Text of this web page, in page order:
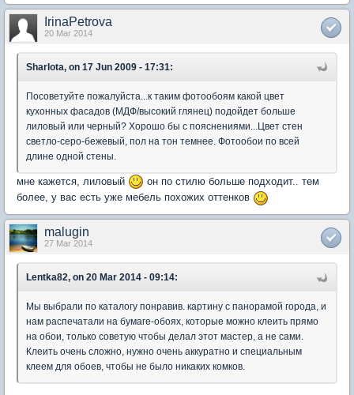
IrinaPetrova
20 Mar 2014
Sharlota, on 17 Jun 2009 - 17:31:
Посоветуйте пожалуйста...к таким фотообоям какой цвет
кухонных фасадов (МДФ/высокий глянец) подойдет больше
лиловый или черный? Хорошо бы с пояснениями...Цвет стен
светло-серо-бежевый, пол на тон темнее. Фотообои по всей
длине одной стены.
мне кажется, лиловый
он по стилю больше подходит.. тем
более, у вас есть уже мебель похожих оттенков
malugin
27 Mar 2014
Lentka82, on 20 Mar 2014 - 09:14:
Мы выбрали по каталогу понравив. картину с панорамой города, и
нам распечатали на бумаге-обоях, которые можно клеить прямо
на обои, только советую чтобы делал этот мастер, а не сами.
Клеить очень сложно, нужно очень аккуратно и специальным
клеем для обоев, чтобы не было никаких комков.